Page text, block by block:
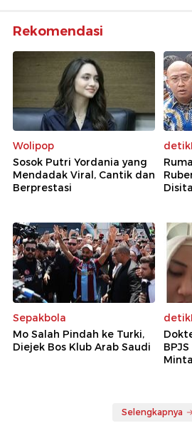
Rekomendasi
Wolipop
Sosok Putri Yordania yang
Mendadak Viral, Cantik dan
Berprestasi
Sepakbola
Mo Salah Pindah ke Turki,
Diejek Bos Klub Arab Saudi
Selengkapnya